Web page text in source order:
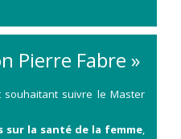
Pierre Fabre »
souhaitant suivre le Master
sur la santé de la femme,